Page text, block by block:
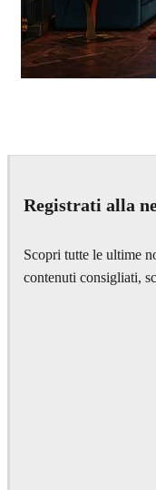
Registrati alla
Scopri tutte le ultime
contenuti consigliati,